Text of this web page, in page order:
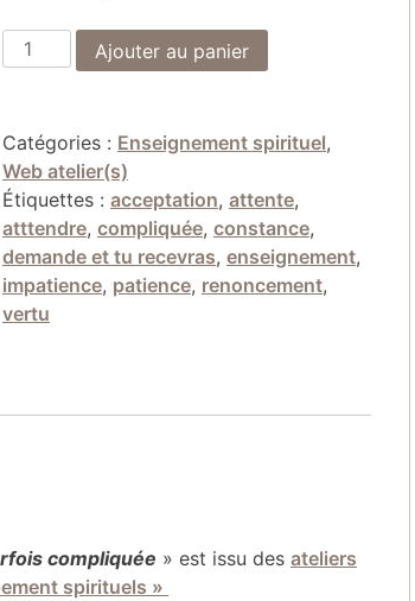
quantité
de
Patience,
cette
vertu
parfois
compliquée
Ajouter au panier
Catégories : Enseignement spirituel,
Web atelier(s)
Étiquettes : acceptation, attente,
atttendre, compliquée, constance,
demande et tu recevras, enseignement,
impatience, patience, renoncement,
vertu
compliquée » est issu des ateliers
spirituels »